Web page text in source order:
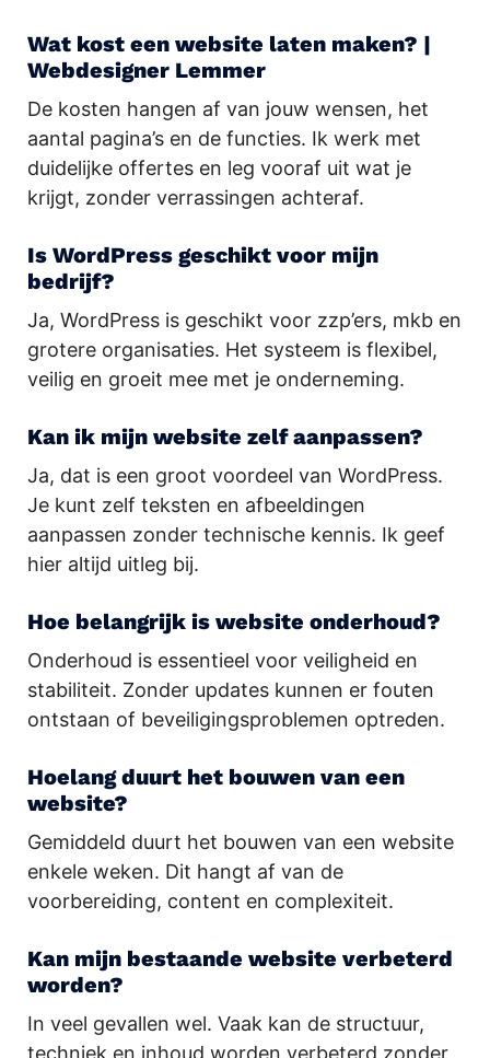
Wat kost een website laten maken? |
Webdesigner Lemmer
De kosten hangen af van jouw wensen, het
aantal pagina’s en de functies. Ik werk met
duidelijke offertes en leg vooraf uit wat je
krijgt, zonder verrassingen achteraf.
Is WordPress geschikt voor mijn
bedrijf?
Ja, WordPress is geschikt voor zzp’ers, mkb en
grotere organisaties. Het systeem is flexibel,
veilig en groeit mee met je onderneming.
Kan ik mijn website zelf aanpassen?
Ja, dat is een groot voordeel van WordPress.
Je kunt zelf teksten en afbeeldingen
aanpassen zonder technische kennis. Ik geef
hier altijd uitleg bij.
Hoe belangrijk is website onderhoud?
Onderhoud is essentieel voor veiligheid en
stabiliteit. Zonder updates kunnen er fouten
ontstaan of beveiligingsproblemen optreden.
Hoelang duurt het bouwen van een
website?
Gemiddeld duurt het bouwen van een website
enkele weken. Dit hangt af van de
voorbereiding, content en complexiteit.
Kan mijn bestaande website verbeterd
worden?
In veel gevallen wel. Vaak kan de structuur,
techniek en inhoud worden verbeterd zonder